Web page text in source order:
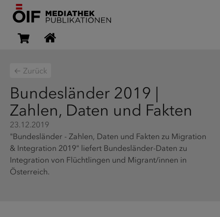
← Zurück
Bundesländer 2019 |
Zahlen, Daten und Fakten
23.12.2019
"Bundesländer - Zahlen, Daten und Fakten zu Migration
& Integration 2019" liefert Bundesländer-Daten zu
Integration von Flüchtlingen und Migrant/innen in
Österreich.